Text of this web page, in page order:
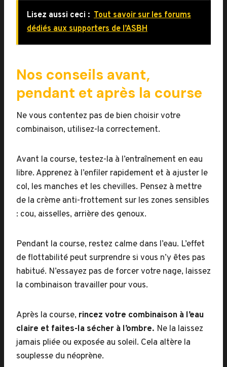
Lisez aussi ceci : Tout savoir sur les forums
dédiés aux supporters de l’ASBH
Nos conseils avant,
pendant et après la course
Ne vous contentez pas de bien choisir votre
combinaison, utilisez-la correctement.
Avant la course, testez-la à l’entraînement en eau
libre. Apprenez à l’enfiler rapidement et à ajuster le
col, les manches et les chevilles. Pensez à mettre
de la crème anti-frottement sur les zones sensibles
: cou, aisselles, arrière des genoux.
Pendant la course, restez calme dans l’eau. L’effet
de flottabilité peut surprendre si vous n’y êtes pas
habitué. N’essayez pas de forcer votre nage, laissez
la combinaison travailler pour vous.
Après la course, rincez votre combinaison à l’eau
claire et faites-la sécher à l’ombre. Ne la laissez
jamais pliée ou exposée au soleil. Cela altère la
souplesse du néoprène.